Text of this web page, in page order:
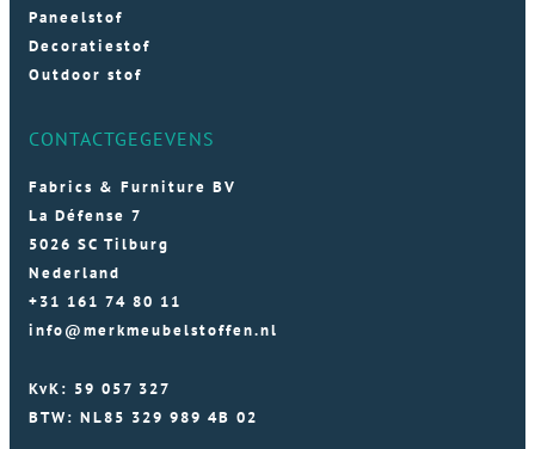
Paneelstof
Decoratiestof
Outdoor stof
CONTACTGEGEVENS
Fabrics & Furniture BV
La Défense 7
5026 SC Tilburg
Nederland
+31 161 74 80 11
info@merkmeubelstoffen.nl
KvK: 59 057 327
BTW: NL85 329 989 4B 02